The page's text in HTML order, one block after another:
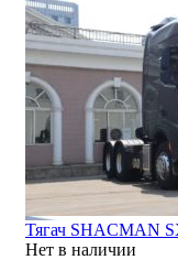
Тягач SHACMAN
Нет в наличии